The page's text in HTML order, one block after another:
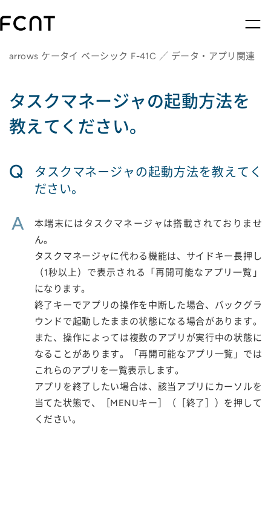
arrows ケータイ ベーシック F-41C ／ データ・アプリ関連
タスクマネージャの起動方法を
教えてください。
Q
タスクマネージャの起動方法を教えてく
ださい。
A
本端末にはタスクマネージャは搭載されておりませ
ん。
タスクマネージャに代わる機能は、サイドキー長押し
（1秒以上）で表示される「再開可能なアプリ一覧」
になります。
終了キーでアプリの操作を中断した場合、バックグラ
ウンドで起動したままの状態になる場合があります。
また、操作によっては複数のアプリが実行中の状態に
なることがあります。「再開可能なアプリ一覧」では
これらのアプリを一覧表示します。
アプリを終了したい場合は、該当アプリにカーソルを
当てた状態で、［MENUキー］（［終了］）を押して
ください。